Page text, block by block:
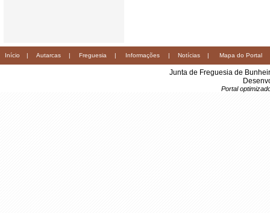
Início | Autarcas | Freguesia | Informações | Notícias | Mapa do Portal
Junta de Freguesia de
Portal